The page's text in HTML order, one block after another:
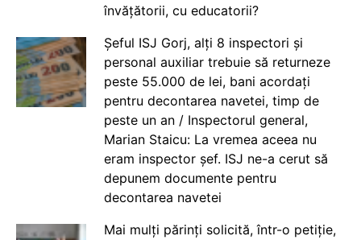
învățătorii, cu educatorii?
Șeful ISJ Gorj, alți 8 inspectori și
personal auxiliar trebuie să returneze
peste 55.000 de lei, bani acordați
pentru decontarea navetei, timp de
peste un an / Inspectorul general,
Marian Staicu: La vremea aceea nu
eram inspector șef. ISJ ne-a cerut să
depunem documente pentru
decontarea navetei
Mai mulți părinți solicită, într-o petiție,